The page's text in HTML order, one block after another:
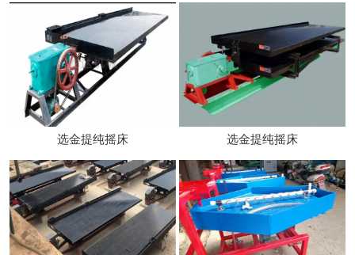
选金提纯摇床 选金提纯摇床